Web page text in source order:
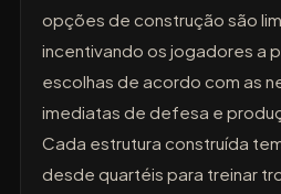
opções de construção são
incentivando os jogadores a
escolhas de acordo com as
imediatas de defesa e
Cada estrutura construída
desde quartéis para treinar